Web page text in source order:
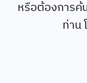
หรือต้องการค้
ท่าน